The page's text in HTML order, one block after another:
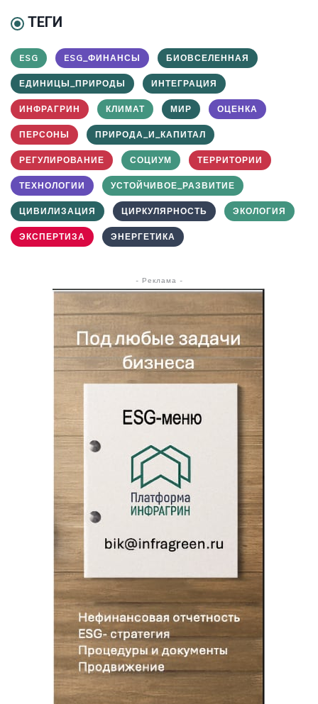
ТЕГИ
ESG ESG_ФИНАНСЫ БИОВСЕЛЕННАЯ
ЕДИНИЦЫ_ПРИРОДЫ ИНТЕГРАЦИЯ
ИНФРАГРИН КЛИМАТ МИР ОЦЕНКА
ПЕРСОНЫ ПРИРОДА_И_КАПИТАЛ
РЕГУЛИРОВАНИЕ СОЦИУМ ТЕРРИТОРИИ
ТЕХНОЛОГИИ УСТОЙЧИВОЕ_РАЗВИТИЕ
ЦИВИЛИЗАЦИЯ ЦИРКУЛЯРНОСТЬ ЭКОЛОГИЯ
ЭКСПЕРТИЗА ЭНЕРГЕТИКА
- Реклама -